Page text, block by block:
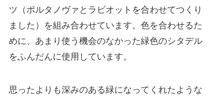
ツ（ポルタノヴァとラビオットを合わせてつくり
ました）を組み合わせています。色を合わせるた
めに、あまり使う機会のなかった緑色のシタデル
をふんだんに使用しています。
思ったよりも深みのある緑になってくれたような